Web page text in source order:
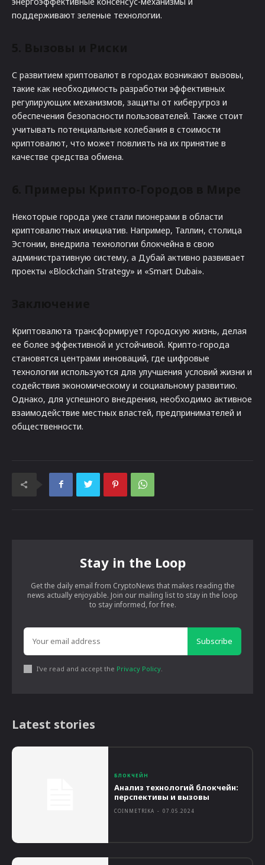
поддерживают зеленые технологии.
С развитием криптовалют в городах возникают вызовы,
такие как необходимость разработки эффективных
регулирующих механизмов, защиты от киберугроз и
обеспечения безопасности пользователей. Также стоит
учитывать потенциальные колебания в стоимости
криптовалют, что может повлиять на их принятие в
качестве средства обмена.
Некоторые города уже стали пионерами в области
криптовалютных инициатив. Например, Таллин, столица
Эстонии, внедрила технологии блокчейна в свою
административную систему, а Дубай активно развивает
проекты «Blockchain Strategy» и «Smart Dubai».
Криптовалюта трансформирует городскую жизнь, делая
ее более эффективной и устойчивой. Крипто-города
становятся центрами инноваций, где цифровые
технологии используются для улучшения условий жизни и
содействия экономическому и социальному развитию.
Однако, для успешного внедрения, необходимо активное
взаимодействие местных властей, предпринимателей и
общественности.
Stay in the Loop
Get the daily email from CryptoNews that makes reading the
news actually enjoyable. Join our mailing list to stay in the loop
to stay informed, for free.
Subscribe
I've read and accept the Privacy Policy
Latest stories
БЛОКЧЕЙН
Анализ технологий блокчейн:
перспективы и вызовы
COINMETRIKA - 07.05.2024